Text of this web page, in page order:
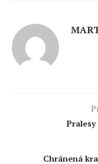
Chránená